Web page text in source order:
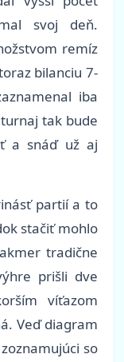
svoj deň.
remíz
bilanciu 7-
iba
tak bude
a snáď už aj
partií a to
stačiť mohlo
tradične
prišli dve
víťazom
Veď diagram
so